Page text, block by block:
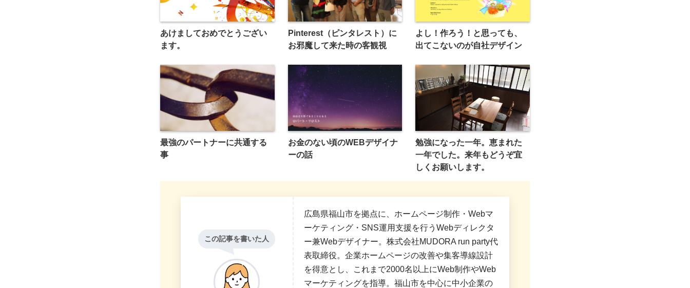
あけましておめでとうござい
ます。
Pinterest（ピンタレスト）に
お邪魔して来た時の客観視
よし！作ろう！と思っても、
出てこないのが自社デザイン
最強のパートナーに共通する
事
お金のない頃のWEBデザイナ
ーの話
勉強になった一年。恵まれた
一年でした。来年もどうぞ宜
しくお願いします。
この記事を書いた人
広島県福山市を拠点に、ホームページ制作・Webマ
ーケティング・SNS運用支援を行うWebディレクタ
ー兼Webデザイナー。株式会社MUDORA run party代
表取締役。企業ホームページの改善や集客導線設計
を得意とし、これまで2000名以上にWeb制作やWeb
マーケティングを指導。福山市を中心に中小企業の